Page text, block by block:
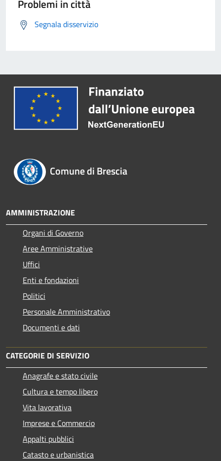
Problemi in città
Segnala disservizio
Comune di Brescia
AMMINISTRAZIONE
Organi di Governo
Aree Amministrative
Uffici
Enti e fondazioni
Politici
Personale Amministrativo
Documenti e dati
CATEGORIE DI SERVIZIO
Anagrafe e stato civile
Cultura e tempo libero
Vita lavorativa
Imprese e Commercio
Appalti pubblici
Catasto e urbanistica